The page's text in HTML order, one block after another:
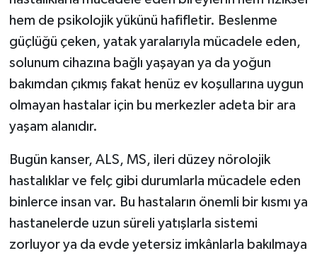
hem de psikolojik yükünü hafifletir. Beslenme
güçlüğü çeken, yatak yaralarıyla mücadele eden,
solunum cihazına bağlı yaşayan ya da yoğun
bakımdan çıkmış fakat henüz ev koşullarına uygun
olmayan hastalar için bu merkezler adeta bir ara
yaşam alanıdır.
Bugün kanser, ALS, MS, ileri düzey nörolojik
hastalıklar ve felç gibi durumlarla mücadele eden
binlerce insan var. Bu hastaların önemli bir kısmı ya
hastanelerde uzun süreli yatışlarla sistemi
zorluyor ya da evde yetersiz imkânlarla bakılmaya